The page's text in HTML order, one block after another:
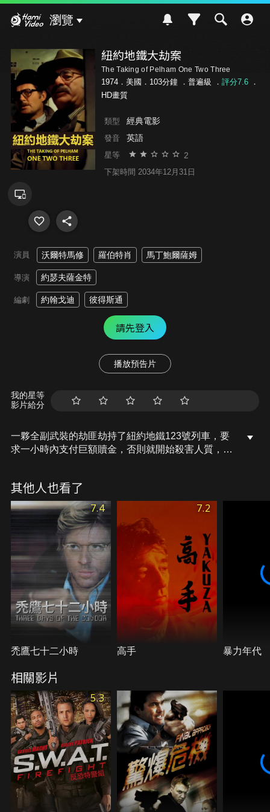
瀏覽
紐約地鐵大劫案
The Taking of Pelham One Two Three
1974．美國．103分鐘 ． 普遍級 ． 評分7.6．
HD畫質
類型 經典電影
發音 英語
星等 2
下架時間 2034年12月31日
演員 沃爾特馬修 羅伯特肖 馬丁鮑爾薩姆
導演 約瑟夫薩金特
編劇 約翰戈迪 彼得斯通
請先登入
播放預告片
我的星等
影片給分
一夥全副武裝的劫匪劫持了紐約地鐵123號列車，要
求一小時內支付巨額贖金，否則就開始殺害人質，警
其他人也看了
7.4
禿鷹七十二小時
7.2
高手 暴力年代
相關影片
5.3